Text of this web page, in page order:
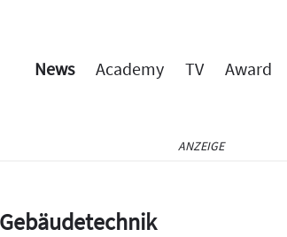
News Academy TV Award
ANZEIGE